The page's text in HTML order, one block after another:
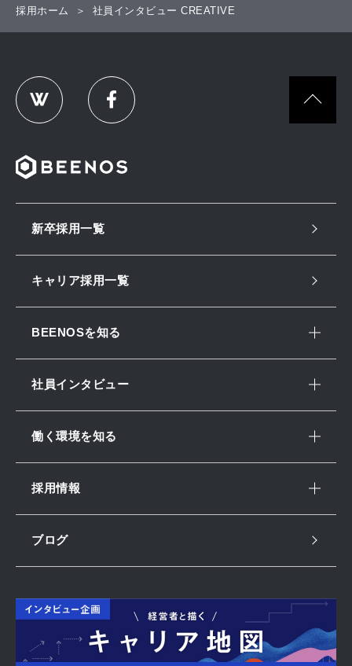
採用ホーム 社員インタビュー CREATIVE
新卒採用一覧
キャリア採用一覧
BEENOSを知る
社員インタビュー
働く環境を知る
採用情報
ブログ